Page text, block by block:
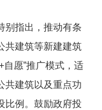
指出，推动有条
共建筑等新建建筑
自愿”推广模式，适
共建筑以及重点功
比例。鼓励政府投